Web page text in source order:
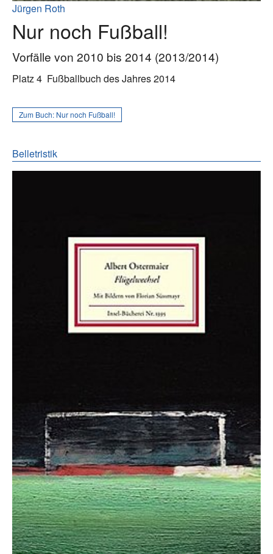
Jürgen Roth
Nur noch Fußball!
Vorfälle von 2010 bis 2014 (2013/2014)
Platz 4 Fußballbuch des Jahres 2014
Zum Buch: Nur noch Fußball!
Belletristik